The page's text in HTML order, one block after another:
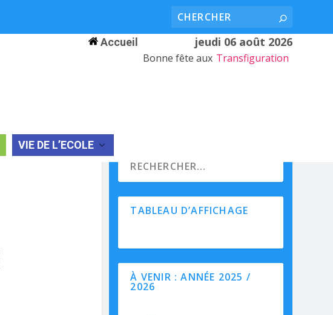
VIE DE L’ECOLE
Accueil jeudi 06 août 2026
Bonne fête aux Transfiguration
TABLEAU D’AFFICHAGE
À VENIR : ANNÉE 2025 /
2026